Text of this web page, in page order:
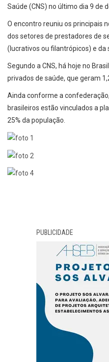
Saúde (CNS) no último dia 9 de
O encontro reuniu os principais
dos setores de prestadores de
(lucrativos ou filantrópicos) e da
Segundo a CNS, há hoje no
privados de saúde, que geram
Ainda conforme a
brasileiros estão vinculados a
25% da população.
PUBLICIDADE